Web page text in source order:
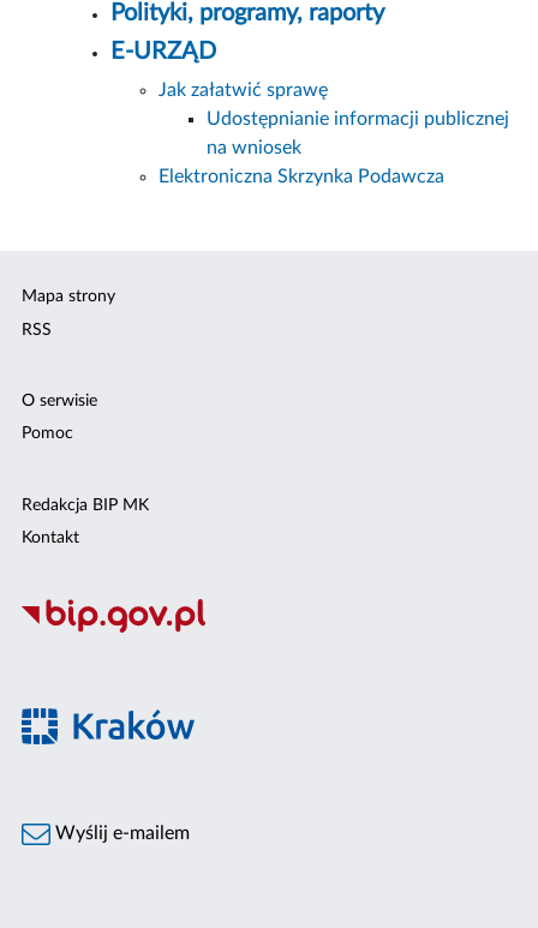
Polityki, programy, raporty
E-URZĄD
Jak załatwić sprawę
Udostępnianie informacji publicznej
na wniosek
Elektroniczna Skrzynka Podawcza
Mapa strony
RSS
O serwisie
Pomoc
Redakcja BIP MK
Kontakt
Wyślij e-mailem